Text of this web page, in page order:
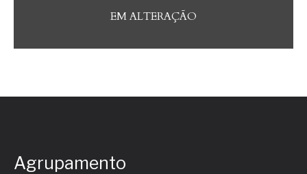
EM ALTERAÇÃO
Agrupamento